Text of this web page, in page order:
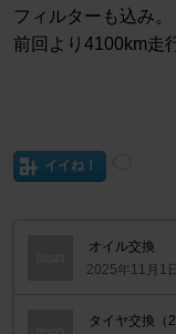
フィルターも込み。
前回より4100km走
イイね！
オイル交換
2025年11月1日
タイヤ交換（